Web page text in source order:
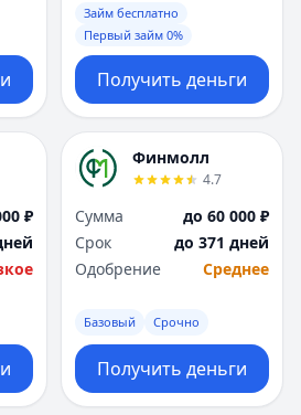
Займ бесплатно
Первый займ 0%
Получить деньги
₽
Финмолл
4.7
Сумма
до 60 000 ₽
Срок
до 371 дней
Одобрение
Среднее
Базовый Срочно
Получить деньги